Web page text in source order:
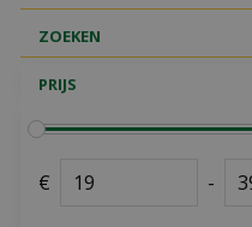
ZOEKEN
PRIJS
€ -